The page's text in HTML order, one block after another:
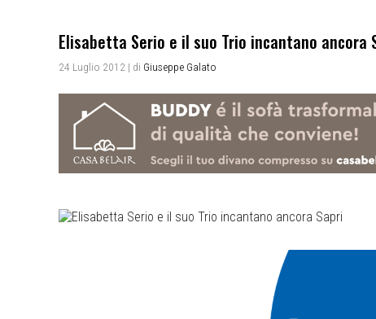
Elisabetta Serio e il suo Trio incantano ancora
24 Luglio 2012 | di Giuseppe Galato